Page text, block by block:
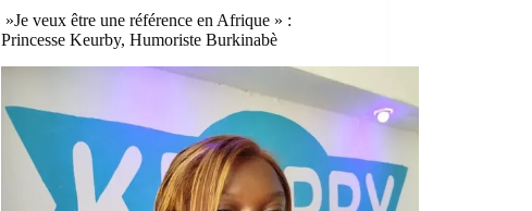
»Je veux être une référence en Afrique » :
Princesse Keurby, Humoriste Burkinabè